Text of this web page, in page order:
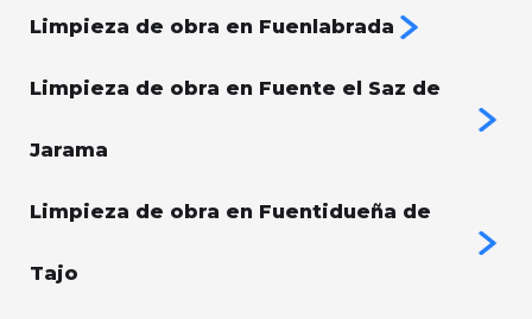
Limpieza de obra en Fuenlabrada
Limpieza de obra en Fuente el Saz de
Jarama
Limpieza de obra en Fuentidueña de
Tajo